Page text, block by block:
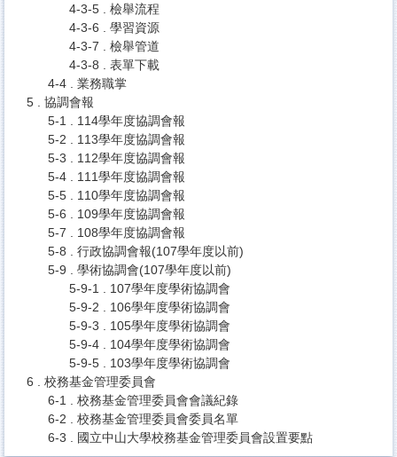
4-3-5 . 檢舉流程
4-3-6 . 學習資源
4-3-7 . 檢舉管道
4-3-8 . 表單下載
4-4 . 業務職掌
5 . 協調會報
5-1 . 114學年度協調會報
5-2 . 113學年度協調會報
5-3 . 112學年度協調會報
5-4 . 111學年度協調會報
5-5 . 110學年度協調會報
5-6 . 109學年度協調會報
5-7 . 108學年度協調會報
5-8 . 行政協調會報(107學年度以前)
5-9 . 學術協調會(107學年度以前)
5-9-1 . 107學年度學術協調會
5-9-2 . 106學年度學術協調會
5-9-3 . 105學年度學術協調會
5-9-4 . 104學年度學術協調會
5-9-5 . 103學年度學術協調會
6 . 校務基金管理委員會
6-1 . 校務基金管理委員會會議紀錄
6-2 . 校務基金管理委員會委員名單
6-3 . 國立中山大學校務基金管理委員會設置要點